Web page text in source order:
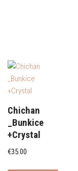
Chichan
_Bunkice
+Crystal
€35.00